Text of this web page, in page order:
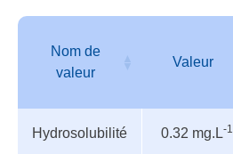
des
Nom de
valeur
Valeur
valeur
Hydrosolubilité
0.32 mg.L-1